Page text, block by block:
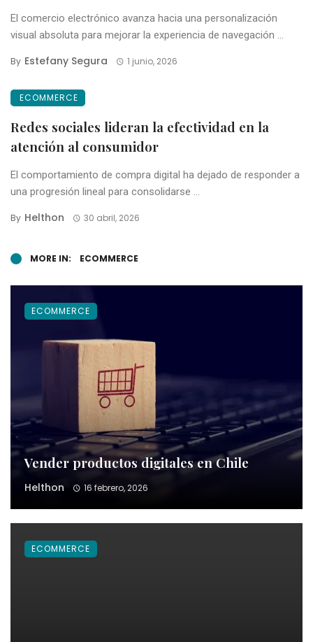
El comercio electrónico avanza hacia una personalización
visual absoluta para mejorar la experiencia de navegación ...
By Estefany Segura 1 junio, 2026
ECOMMERCE
Redes sociales lideran la efectividad en la
atención al consumidor
El comportamiento de compra digital ha dejado de responder a
una progresión lineal para consolidarse ...
By Helthon 30 abril, 2026
MORE IN: ECOMMERCE
Vender productos digitales en Chile
Helthon 16 febrero, 2026
ECOMMERCE
ECOMMERCE